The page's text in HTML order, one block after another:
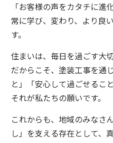
「お客様の声をカタチに進
常に学び、変わり、より良
す。
住まいは、毎日を過ごす大
だからこそ、塗装工事を通
と」「安心して過ごせるこ
それが私たちの願いです。
これからも、地域のみなさ
し」を支える存在として、